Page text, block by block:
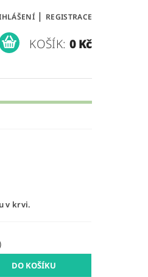
| REGISTRACE
KOŠÍK: 0 Kč
v krvi.